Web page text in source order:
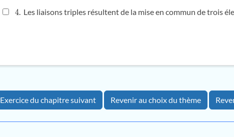
4 . Les liaisons triples résultent de la mise en commun de trois
Exercice du chapitre suivant Revenir au choix du thème